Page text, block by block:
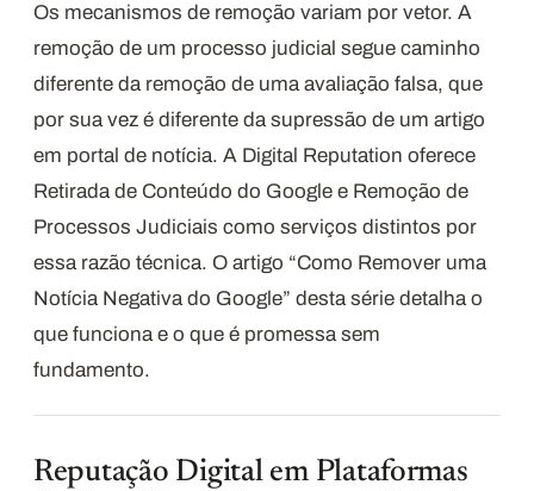
Os mecanismos de remoção variam por vetor. A
remoção de um processo judicial segue caminho
diferente da remoção de uma avaliação falsa, que
por sua vez é diferente da supressão de um artigo
em portal de notícia. A Digital Reputation oferece
Retirada de Conteúdo do Google e Remoção de
Processos Judiciais como serviços distintos por
essa razão técnica. O artigo “Como Remover uma
Notícia Negativa do Google” desta série detalha o
que funciona e o que é promessa sem
fundamento.
Reputação Digital em Plataformas